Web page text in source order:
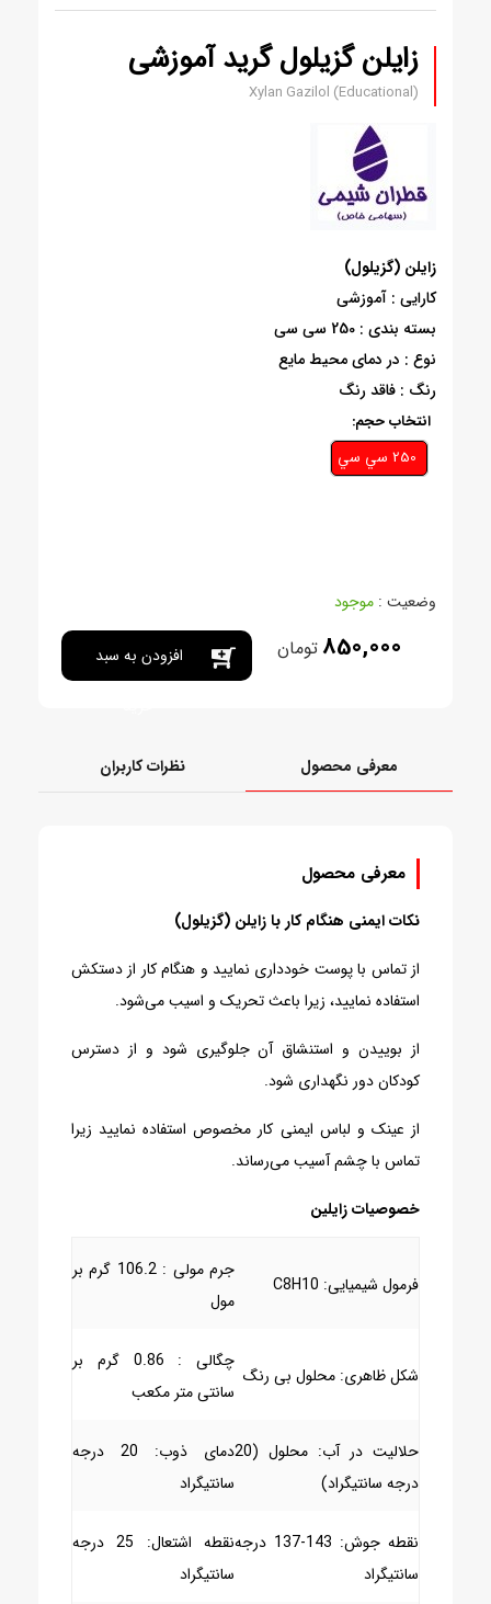
زایلن گزیلول گرید آموزشی
Xylan Gazilol (Educational)
زایلن (گزیلول)
کارایی : آموزشی
بسته بندی : 250 سی سی
نوع : در دمای محیط مایع
رنگ : فاقد رنگ
انتخاب حجم:
وضعیت : موجود
850,000تومان افزودن به سبد
معرفی محصول نظرات کاربران
معرفی محصول
نکات ایمنی هنگام کار با زایلن (گزیلول)
از تماس با پوست خودداری نمایید و هنگام کار از دستکش
استفاده نمایید، زیرا باعث تحریک و اسیب می‌شود.
از بوییدن و استنشاق آن جلوگیری شود و از دسترس
کودکان دور نگهداری شود.
از عینک و لباس ایمنی کار مخصوص استفاده نمایید زیرا
تماس با چشم آسیب می‌رساند.
خصوصیات زایلین
فرمول شیمیایی: C8H10
جرم مولی : 106.2 گرم بر
مول
شکل ظاهری: محلول بی رنگ
چگالی : 0.86 گرم بر
سانتی متر مکعب
حلالیت در آب: محلول (20
درجه سانتیگراد)
دمای ذوب: 20 درجه
سانتیگراد
نقطه جوش: 143-137 درجه
سانتیگراد
نقطه اشتعال: 25 درجه
سانتیگراد